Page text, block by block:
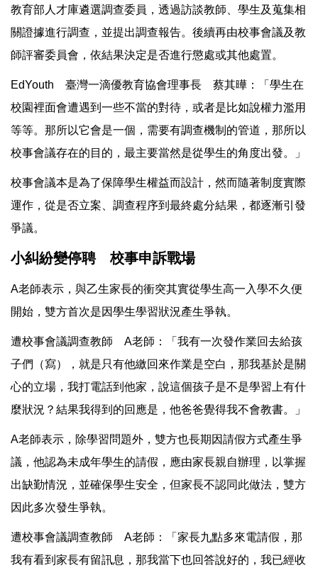
教育部人才庫遴選調查委員，透過訪談教師、學生及蒐集相
關證據進行調查，並提出調查報告。後續再由校事會議及教
師評審委員會，依結果決定是否進行懲處或其他處置。
EdYouth 臺灣一滴優教育協會理事長 蔡其曄：「學生在
校園裡面會遭遇到一些不當的對待，或者是比如說權力濫用
等等。那所以它會是一個，需要有調查機制的管道，那所以
校事會議存在的目的，最主要當然是從學生的角度出發。」
校事會議本是為了保障學生權益而設計，然而隨著制度實際
運作，從是否立案、調查程序到最終處分結果，都逐漸引發
爭議。
小糾紛變停聘 校事申訴戰場
A老師表示，與乙生家長的衝突其實從學生高一入學不久便
開始，雙方首次是因學生學習狀況產生爭執。
遭校事會議調查教師 A老師：「我有一次發作業回去給孩
子們（寫），就是只有他繳回來作業是空白，那我基於是關
心的立場，我打電話到他家，說這個孩子是不是學習上有什
麼狀況？結果我得到的回應是，他爸爸覺得我不會教書。」
A老師表示，除學習問題外，雙方也長期因請假方式產生爭
議，他認為未成年學生的請假，應由家長親自辦理，以掌握
出缺勤情況，並確保學生安全，但家長不認同此做法，雙方
因此多次發生爭執。
遭校事會議調查教師 A老師：「家長九點多來電請假，那
我有看到家長有留訊息，那我當下也回答說好的，我已經收